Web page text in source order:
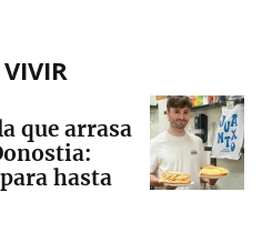
que arrasa
hasta